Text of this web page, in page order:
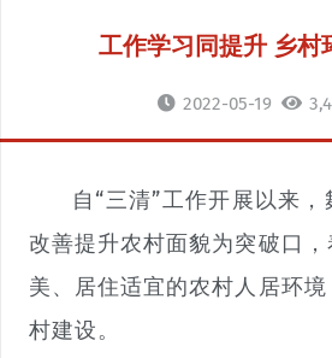
工作学习同提升 乡村
2022-05-19
自“三清”工作开展以来
改善提升农村面貌为突破口
美、居住适宜的农村人居环
村建设。